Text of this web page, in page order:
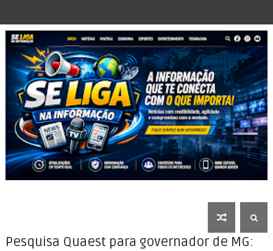
Pesquisa Quaest para governador de MG: